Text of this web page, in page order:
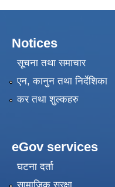
Notices
सूचना तथा समाचार
एन, कानुन तथा निर्देशिका
कर तथा शुल्कहरु
eGov services
घटना दर्ता